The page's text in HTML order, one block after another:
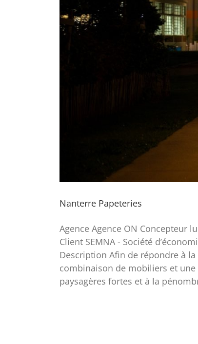
Nanterre Papeteries
Agence Agence ON Concepteur
Client SEMNA - Société
Description Afin de répondre à
combinaison de mobiliers et
paysagères fortes et à la